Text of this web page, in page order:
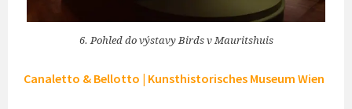
6. Pohled do výstavy Birds v Mauritshuis
Canaletto & Bellotto | Kunsthistorisches Museum Wien